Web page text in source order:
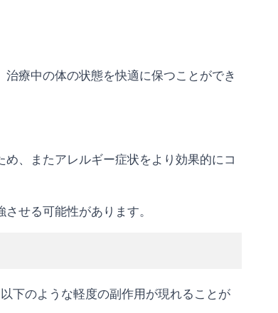
療中の体の状態を快適に保つことができ
、またアレルギー症状をより効果的にコ
せる可能性があります。
下のような軽度の副作用が現れることが